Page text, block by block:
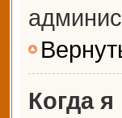
Когда